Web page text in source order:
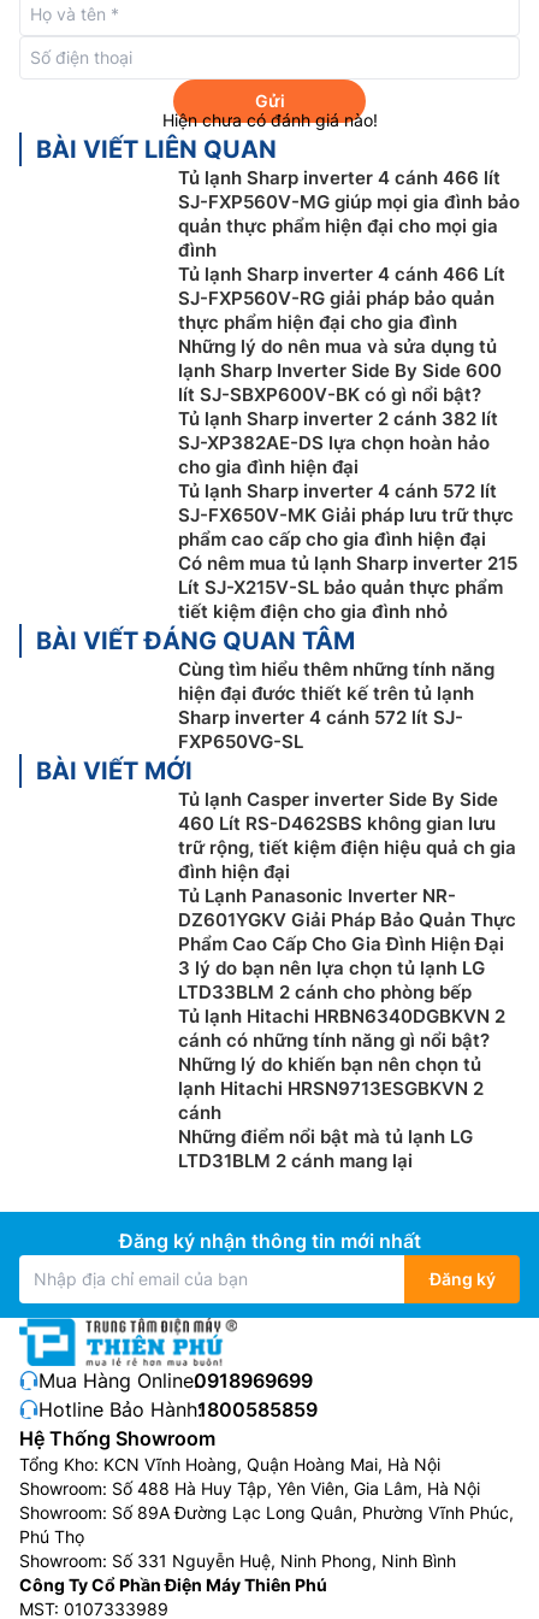
Công nghệ Plasmacluster ion
Tủ lạnh Sharp Inverter 572 lít SJ-FXP650VG-SL được
trang bị công nghệ Plasmacluster ion hoạt động theo
cơ chế tạo các ion âm và ion dương, có khả năng loại
bỏ nấm mốc, diệt khuẩn, vi rút và khử mùi hôi hiệu quả
nhờ tạo thành gốc -OH đặc tính oxy hóa cao.
Công nghệ làm lạnh kép Hybrid-cooling
Tủ lạnh Sharp inverter SJ-FXP650VG-SL sẽ bảo quản
thực phẩm tốt nhờ khả năng làm lạnh đồng đều của
công nghệ Hybrid cooling. Công nghệ này sẽ giúp khí
lạnh được phân bố đều mọi ngóc ngách, làm thực
phẩm để ở vị trí nào cũng được bảo quản đúng mức.
Ngăn làm lạnh tăng cường Extra Cool Plus
Tủ lạnh Sharp multil door SJ-FXP650VG-SL được
trang bị ngăn ướp lạnh chuyên biệt hạ nhiệt độ xuống
đến -1.5 độ C – hoàn hảo để ướp lạnh nhanh hoặc trữ
tươi các loại thịt cá, giúp nấu nhanh không cần rã
đông mà vẫn bảo toàn đủ dưỡng chất.
Gửi
Hiện chưa có đánh giá nào!
BÀI VIẾT LIÊN QUAN
Tủ lạnh Sharp inverter 4 cánh 466 lít
SJ-FXP560V-MG giúp mọi gia đình bảo
quản thực phẩm hiện đại cho mọi gia
đình
Tủ lạnh Sharp inverter 4 cánh 466 Lít
SJ-FXP560V-RG giải pháp bảo quản
thực phẩm hiện đại cho gia đình
Những lý do nên mua và sửa dụng tủ
lạnh Sharp Inverter Side By Side 600
lít SJ-SBXP600V-BK có gì nổi bật?
Tủ lạnh Sharp inverter 2 cánh 382 lít
SJ-XP382AE-DS lựa chọn hoàn hảo
cho gia đình hiện đại
Tủ lạnh Sharp inverter 4 cánh 572 lít
SJ-FX650V-MK Giải pháp lưu trữ thực
phẩm cao cấp cho gia đình hiện đại
Có nêm mua tủ lạnh Sharp inverter 215
Lít SJ-X215V-SL bảo quản thực phẩm
tiết kiệm điện cho gia đình nhỏ
BÀI VIẾT ĐÁNG QUAN TÂM
Cùng tìm hiểu thêm những tính năng
hiện đại đước thiết kế trên tủ lạnh
Sharp inverter 4 cánh 572 lít SJ-
FXP650VG-SL
BÀI VIẾT MỚI
Tủ lạnh Casper inverter Side By Side
460 Lít RS-D462SBS không gian lưu
trữ rộng, tiết kiệm điện hiệu quả ch gia
đình hiện đại
Tủ Lạnh Panasonic Inverter NR-
DZ601YGKV Giải Pháp Bảo Quản Thực
Phẩm Cao Cấp Cho Gia Đình Hiện Đại
3 lý do bạn nên lựa chọn tủ lạnh LG
LTD33BLM 2 cánh cho phòng bếp
Tủ lạnh Hitachi HRBN6340DGBKVN 2
cánh có những tính năng gì nổi bật?
Những lý do khiến bạn nên chọn tủ
lạnh Hitachi HRSN9713ESGBKVN 2
cánh
Những điểm nổi bật mà tủ lạnh LG
LTD31BLM 2 cánh mang lại
Đăng ký nhận thông tin mới nhất
Đăng ký
Mua Hàng Online:0918969699
Hotline Bảo Hành:1800585859
Hệ Thống Showroom
Tổng Kho: KCN Vĩnh Hoàng, Quận Hoàng Mai, Hà Nội
Showroom: Số 488 Hà Huy Tập, Yên Viên, Gia Lâm, Hà Nội
Showroom: Số 89A Đường Lạc Long Quân, Phường Vĩnh Phúc,
Phú Thọ
Showroom: Số 331 Nguyễn Huệ, Ninh Phong, Ninh Bình
Công Ty Cổ Phần Điện Máy Thiên Phú
MST: 0107333989